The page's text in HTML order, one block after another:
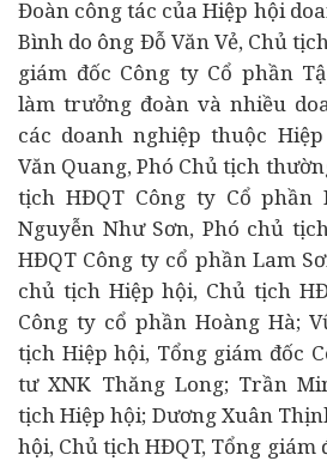
Đoàn công tác của Hiệp hội
Bình do ông Đỗ Văn Vẻ, Chủ
giám đốc Công ty Cổ phần
làm trưởng đoàn và nhiều
các doanh nghiệp thuộc
Văn Quang, Phó Chủ tịch
tịch HĐQT Công ty Cổ phần
Nguyễn Như Sơn, Phó chủ
HĐQT Công ty cổ phần Lam
chủ tịch Hiệp hội, Chủ tịch
Công ty cổ phần Hoàng Hà;
tịch Hiệp hội, Tổng giám đốc
tưXNK Thăng Long; Trần
tịch Hiệp hội; Dương Xuân
hội, Chủ tịch HĐQT, Tổng giám